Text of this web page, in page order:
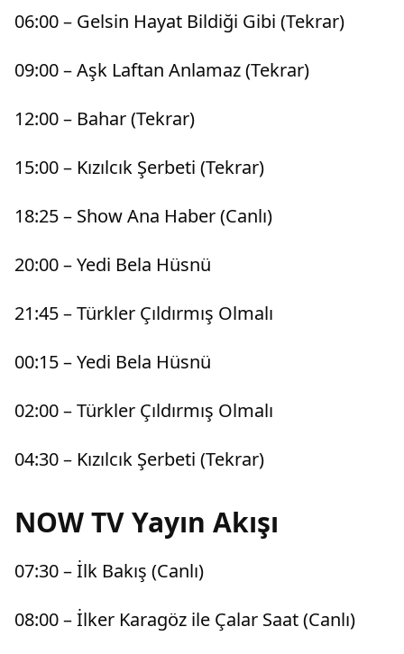
06:00 – Gelsin Hayat Bildiği Gibi (Tekrar)
09:00 – Aşk Laftan Anlamaz (Tekrar)
12:00 – Bahar (Tekrar)
15:00 – Kızılcık Şerbeti (Tekrar)
18:25 – Show Ana Haber (Canlı)
20:00 – Yedi Bela Hüsnü
21:45 – Türkler Çıldırmış Olmalı
00:15 – Yedi Bela Hüsnü
02:00 – Türkler Çıldırmış Olmalı
04:30 – Kızılcık Şerbeti (Tekrar)
NOW TV Yayın Akışı
07:30 – İlk Bakış (Canlı)
08:00 – İlker Karagöz ile Çalar Saat (Canlı)